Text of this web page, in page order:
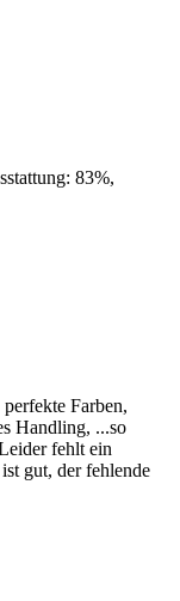
83%,
Farben,
Handling, ...so
fehlt ein
gut, der fehlende